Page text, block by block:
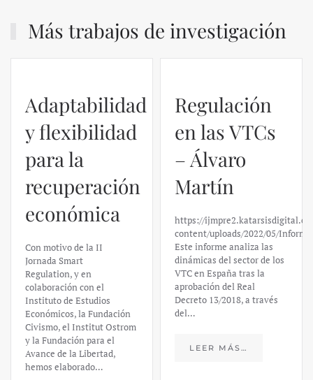
Más trabajos de investigación
Adaptabilidad
y flexibilidad
para la
recuperación
económica
Con motivo de la II
Jornada Smart
Regulation, y en
colaboración con el
Instituto de Estudios
Económicos, la Fundación
Civismo, el Institut Ostrom
y la Fundación para el
Avance de la Libertad,
hemos elaborado…
Regulación
en las VTCs
– Álvaro
Martín
https://
content/uploads/2022/05/
Este informe analiza las
dinámicas del sector de los
VTC en España tras la
aprobación del Real
Decreto 13/2018, a través
del…
LEER MÁS…